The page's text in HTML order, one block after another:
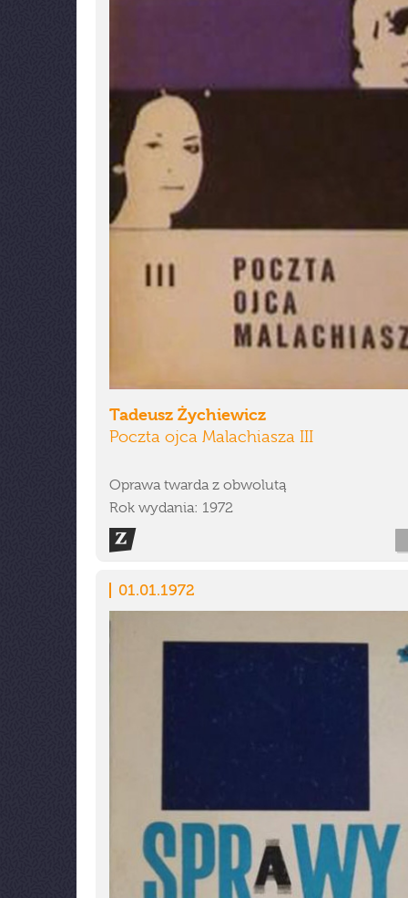
Tadeusz Żychiewicz
Poczta ojca Malachiasza III
Oprawa twarda z obwolutą
Rok wydania: 1972
01.01.1972